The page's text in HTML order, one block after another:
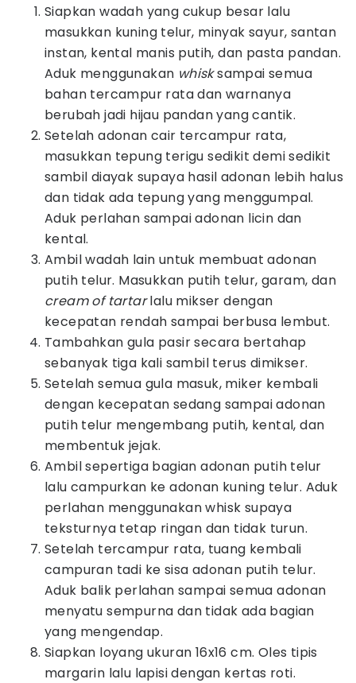
Siapkan wadah yang cukup besar lalu
masukkan kuning telur, minyak sayur, santan
instan, kental manis putih, dan pasta pandan.
Aduk menggunakan whisksampai semua
bahan tercampur rata dan warnanya
berubah jadi hijau pandan yang cantik.
Setelah adonan cair tercampur rata,
masukkan tepung terigu sedikit demi sedikit
sambil diayak supaya hasil adonan lebih halus
dan tidak ada tepung yang menggumpal.
Aduk perlahan sampai adonan licin dan
kental.
Ambil wadah lain untuk membuat adonan
putih telur. Masukkan putih telur, garam, dan
cream of tartarlalu mikser dengan
kecepatan rendah sampai berbusa lembut.
Tambahkan gula pasir secara bertahap
sebanyak tiga kali sambil terus dimikser.
Setelah semua gula masuk, miker kembali
dengan kecepatan sedang sampai adonan
putih telur mengembang putih, kental, dan
membentuk jejak.
Ambil sepertiga bagian adonan putih telur
lalu campurkan ke adonan kuning telur. Aduk
perlahan menggunakan whisk supaya
teksturnya tetap ringan dan tidak turun.
Setelah tercampur rata, tuang kembali
campuran tadi ke sisa adonan putih telur.
Aduk balik perlahan sampai semua adonan
menyatu sempurna dan tidak ada bagian
yang mengendap.
Siapkan loyang ukuran 16x16 cm. Oles tipis
margarin lalu lapisi dengan kertas roti.